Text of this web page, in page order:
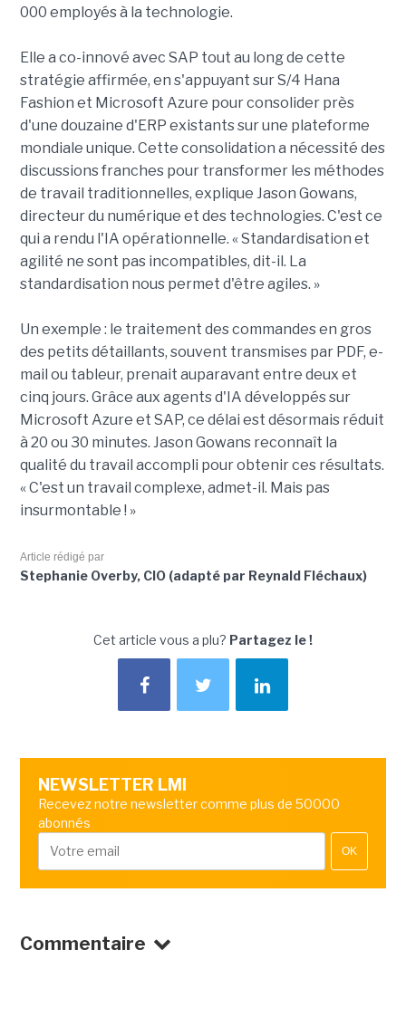
000 employés à la technologie.
Elle a co-innové avec SAP tout au long de cette
stratégie affirmée, en s'appuyant sur S/4 Hana
Fashion et Microsoft Azure pour consolider près
d'une douzaine d'ERP existants sur une plateforme
mondiale unique. Cette consolidation a nécessité des
discussions franches pour transformer les méthodes
de travail traditionnelles, explique Jason Gowans,
directeur du numérique et des technologies. C'est ce
qui a rendu l'IA opérationnelle. « Standardisation et
agilité ne sont pas incompatibles, dit-il. La
standardisation nous permet d'être agiles. »
Un exemple : le traitement des commandes en gros
des petits détaillants, souvent transmises par PDF, e-
mail ou tableur, prenait auparavant entre deux et
cinq jours. Grâce aux agents d'IA développés sur
Microsoft Azure et SAP, ce délai est désormais réduit
à 20 ou 30 minutes. Jason Gowans reconnaît la
qualité du travail accompli pour obtenir ces résultats.
« C'est un travail complexe, admet-il. Mais pas
insurmontable ! »
Article rédigé par
Stephanie Overby, CIO (adapté par Reynald Fléchaux)
Cet article vous a plu? Partagez le !
NEWSLETTER LMI
Recevez notre newsletter comme plus de 50000
abonnés
OK
Commentaire